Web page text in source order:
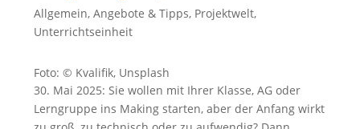
Allgemein, Angebote & Tipps, Projektwelt,
Unterrichtseinheit
Foto: © Kvalifik, Unsplash
30. Mai 2025: Sie wollen mit Ihrer Klasse, AG oder
Lerngruppe ins Making starten, aber der Anfang wirkt